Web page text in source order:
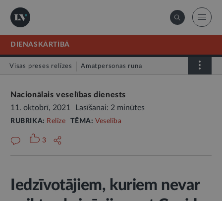
DIENASKĀRTĪBĀ
Visas preses relīzes Amatpersonas runa
Nacionālais veselības dienests
11. oktobrī, 2021
Lasīšanai: 2 minūtes
RUBRIKA: Relīze TĒMA:Veselība
3
Iedzīvotājiem, kuriem nevar